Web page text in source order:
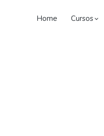
Home Cursos